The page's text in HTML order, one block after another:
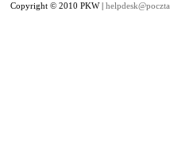
Copyright © 2010 PKW |